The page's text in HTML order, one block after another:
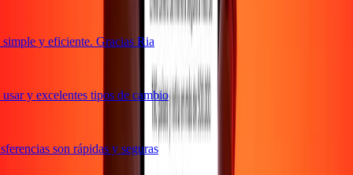
y eficiente. Gracias Ria
y excelentes tipos de cambio
son rápidas y seguras